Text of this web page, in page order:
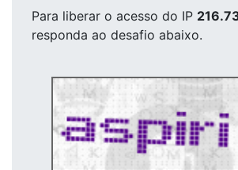
Para liberar o acesso do IP
responda ao desafio abaixo.